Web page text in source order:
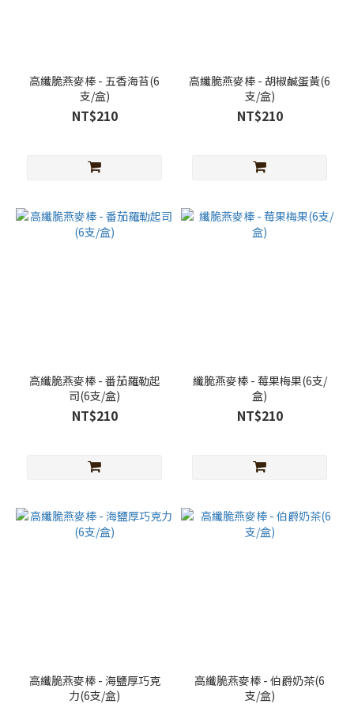
高纖脆燕麥棒 - 五香海苔(6
支/盒)
NT$210
高纖脆燕麥棒 - 胡椒鹹蛋黃(6
支/盒)
NT$210
高纖脆燕麥棒 - 番茄羅勒起
司(6支/盒)
NT$210
纖脆燕麥棒 - 莓果梅果(6支/
盒)
NT$210
高纖脆燕麥棒 - 海鹽厚巧克
力(6支/盒)
高纖脆燕麥棒 - 伯爵奶茶(6
支/盒)